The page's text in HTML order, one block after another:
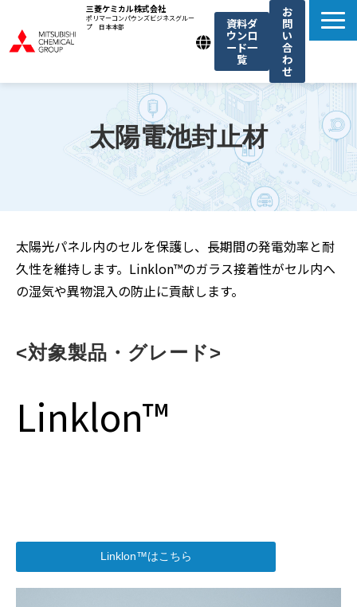
三菱ケミカル株式会社
ポリマーコンパウンズビジネスグルー
プ 日本本部
資料ダ
ウンロ
ード一
覧
お
問
い
合
わ
せ
製品一覧
我々の強み
用途例一覧
機能・トレンド記事一覧
お知らせ
太陽電池封止材
太陽光パネル内のセルを保護し、長期間の発電効率と耐
久性を維持します。Linklon™のガラス接着性がセル内へ
の湿気や異物混入の防止に貢献します。
<対象製品・グレード>
Linklon™
Linklon™はこちら